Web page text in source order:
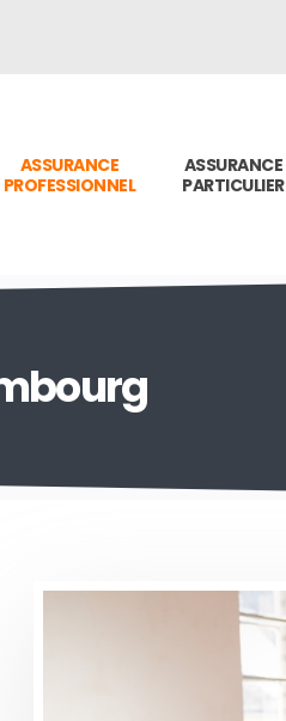
ASSURANCE
PROFESSIONNEL
ASSURANCE
PARTICULIER